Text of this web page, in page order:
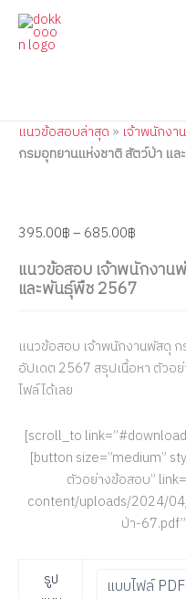
Skip
content
แนวข้อสอบล่าสุด » เจ้าพนักงา
กรมอุทยานแห่งชาติ สัตว์ป่า แ
395.00฿– 685.00฿
แนวข้อสอบ เจ้าพนักงา
และพันธุ์พืช 2567
แนวข้อสอบ เจ้าพนักงานพัสดุ
อัปเดต 2567 สรุปเนื้อหา ตัวอ
ไฟล์ได้เลย
[scroll_to
[button size=”medium”
ตัวอย่างข้อสอบ”
content/uploads/2024/
ป่า-
รูป
ข้อสอบ
เจ้า
แห่ง
ชาติ
พันธุ์
2567
quantity